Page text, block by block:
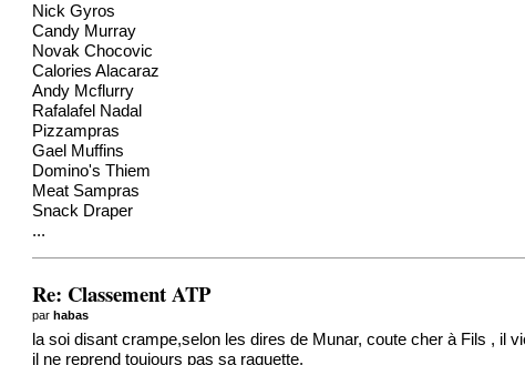
Nick Gyros
Candy Murray
Novak Chocovic
Calories Alacaraz
Andy Mcflurry
Rafalafel Nadal
Pizzampras
Gael Muffins
Domino's Thiem
Meat Sampras
Snack Draper
...
Re: Classement ATP
par habas
la soi disant crampe,selon les dires de Munar, coute cher à Fils , il
il ne reprend toujours pas sa raquette.